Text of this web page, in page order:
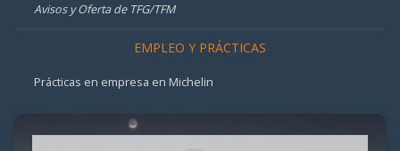
Avisos y Oferta de TFG/TFM
EMPLEO Y PRÁCTICAS
Prácticas en empresa en Michelin